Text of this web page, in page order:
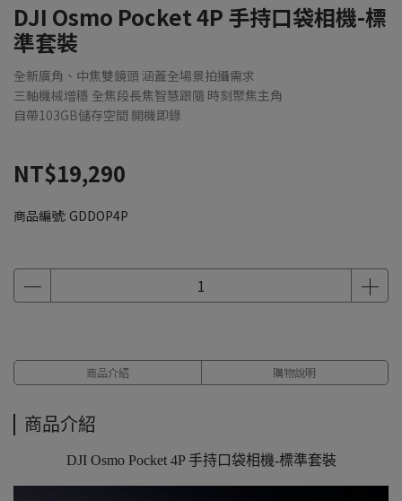
DJI Osmo Pocket 4P 手持口袋相機-標
準套裝
全新廣角、中焦雙鏡頭 涵蓋全場景拍攝需求
三軸機械增穩 全焦段長焦智慧跟隨 時刻聚焦主角
自帶103GB儲存空間 開機即錄
NT$19,290
商品編號: GDDOP4P
商品介紹 購物說明
商品介紹
DJI Osmo Pocket 4P 手持口袋相機-標準套裝